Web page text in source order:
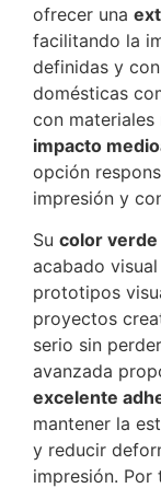
ofrecer una
facilitando la
definidas y
domésticas
con
impacto
opción
impresión y
Su color
acabado
prototipos
proyectos
serio sin
avanzada
excelente
mantener la
y reducir
impresión.